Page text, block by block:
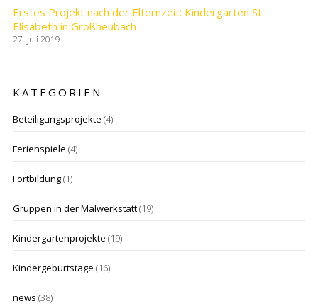
Erstes Projekt nach der Elternzeit: Kindergarten St.
Elisabeth in Großheubach
27. Juli 2019
KATEGORIEN
Beteiligungsprojekte (4)
Ferienspiele (4)
Fortbildung(1)
Gruppen in der Malwerkstatt(19)
Kindergartenprojekte (19)
Kindergeburtstage (16)
news (38)